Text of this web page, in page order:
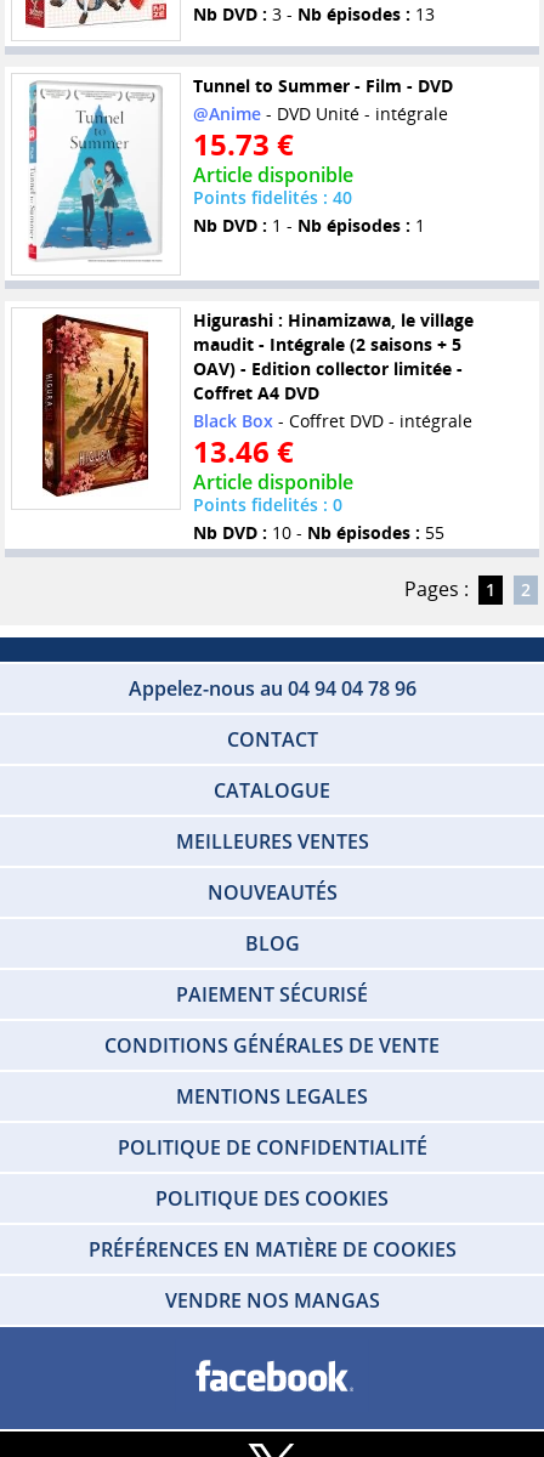
Nb DVD : 3 - Nb épisodes : 13
Tunnel to Summer - Film - DVD
@Anime- DVD Unité - intégrale
15.73 €
Article disponible
Points fidelités : 40
Nb DVD : 1 - Nb épisodes : 1
Higurashi : Hinamizawa, le village
maudit - Intégrale (2 saisons + 5
OAV) - Edition collector limitée -
Coffret A4 DVD
Black Box - Coffret DVD - intégrale
13.46 €
Article disponible
Points fidelités : 0
Nb DVD : 10 - Nb épisodes : 55
Pages : 1 2
Appelez-nous au 04 94 04 78 96
CONTACT
CATALOGUE
MEILLEURES VENTES
NOUVEAUTÉS
BLOG
PAIEMENT SÉCURISÉ
CONDITIONS GÉNÉRALES DE VENTE
MENTIONS LEGALES
POLITIQUE DE CONFIDENTIALITÉ
POLITIQUE DES COOKIES
PRÉFÉRENCES EN MATIÈRE DE COOKIES
VENDRE NOS MANGAS